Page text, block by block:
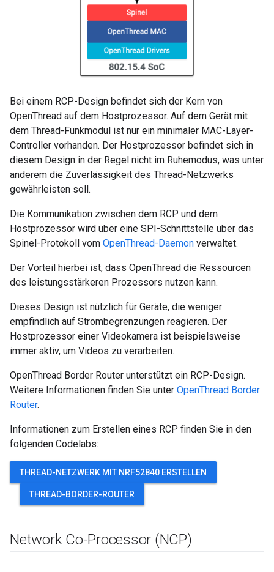
Bei einem RCP-Design befindet sich der Kern von
OpenThread auf dem Hostprozessor. Auf dem Gerät mit
dem Thread-Funkmodul ist nur ein minimaler MAC-Layer-
Controller vorhanden. Der Hostprozessor befindet sich in
diesem Design in der Regel nicht im Ruhemodus, was unter
anderem die Zuverlässigkeit des Thread-Netzwerks
gewährleisten soll.
Die Kommunikation zwischen dem RCP und dem
Hostprozessor wird über eine SPI-Schnittstelle über das
Spinel-Protokoll vom OpenThread-Daemon verwaltet.
Der Vorteil hierbei ist, dass OpenThread die Ressourcen
des leistungsstärkeren Prozessors nutzen kann.
Dieses Design ist nützlich für Geräte, die weniger
empfindlich auf Strombegrenzungen reagieren. Der
Hostprozessor einer Videokamera ist beispielsweise
immer aktiv, um Videos zu verarbeiten.
OpenThread Border Router unterstützt ein RCP-Design.
Weitere Informationen finden Sie unter OpenThread Border
Router.
Informationen zum Erstellen eines RCP finden Sie in den
folgenden Codelabs:
THREAD-NETZWERK MIT NRF52840 ERSTELLEN
THREAD-BORDER-ROUTER
Network Co-Processor (NCP)